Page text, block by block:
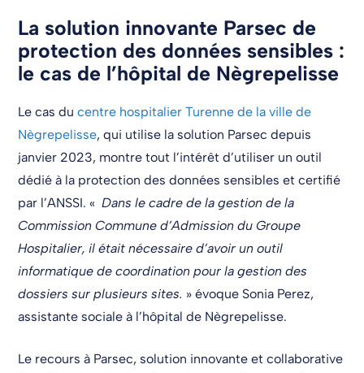
La solution innovante Parsec de
protection des données sensibles :
le cas de l’hôpital de Nègrepelisse
Le cas ducentre hospitalier Turenne de la ville de
Nègrepelisse, qui utilise la solution Parsec depuis
janvier 2023, montre tout l’intérêt d’utiliser un outil
dédié à la protection des données sensibles et certifié
par l’ANSSI. « Dans le cadre de la gestion de la
Commission Commune d’Admission du Groupe
Hospitalier, il était nécessaire d’avoir un outil
informatique de coordination pour la gestion des
dossiers sur plusieurs sites. » évoque Sonia Perez,
assistante sociale à l’hôpital de Nègrepelisse.
Le recours à Parsec, solution innovante et collaborative